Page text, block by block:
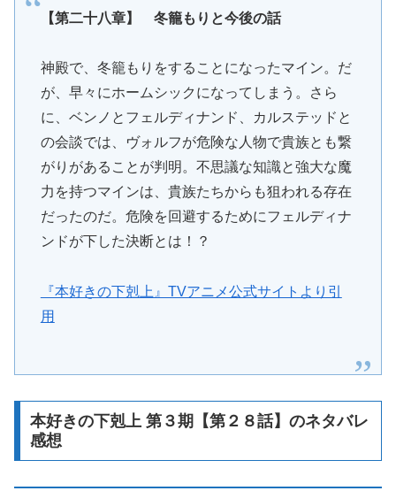
【第二十八章】 冬籠もりと今後の話
神殿で、冬籠もりをすることになったマイン。だ
が、早々にホームシックになってしまう。さら
に、ベンノとフェルディナンド、カルステッドと
の会談では、ヴォルフが危険な人物で貴族とも繋
がりがあることが判明。不思議な知識と強大な魔
力を持つマインは、貴族たちからも狙われる存在
だったのだ。危険を回避するためにフェルディナ
ンドが下した決断とは！？
『本好きの下剋上』TVアニメ公式サイトより引
用
本好きの下剋上 第３期【第２８話】のネタバレ
感想